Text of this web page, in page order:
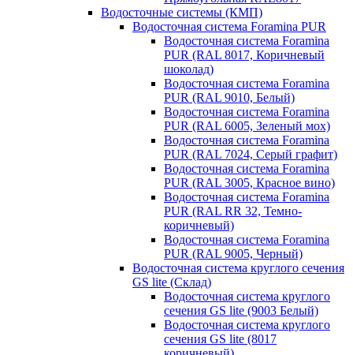
Водосточные системы (КМП)
Водосточная система Foramina PUR
Водосточная система Foramina
PUR (RAL 8017, Коричневый
шоколад)
Водосточная система Foramina
PUR (RAL 9010, Белый)
Водосточная система Foramina
PUR (RAL 6005, Зеленый мох)
Водосточная система Foramina
PUR (RAL 7024, Серый графит)
Водосточная система Foramina
PUR (RAL 3005, Красное вино)
Водосточная система Foramina
PUR (RAL RR 32, Темно-
коричневый)
Водосточная система Foramina
PUR (RAL 9005, Черный)
Водосточная система круглого сечения
GS lite (Склад)
Водосточная система круглого
сечения GS lite (9003 Белый)
Водосточная система круглого
сечения GS lite (8017